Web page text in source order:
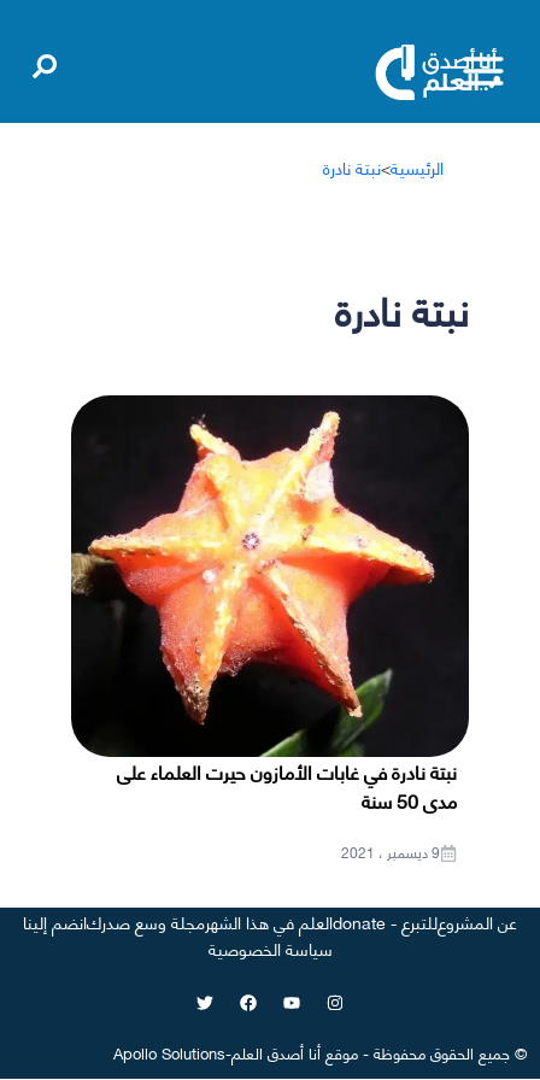
الرئيسية>نبتة نادرة
نبتة نادرة
نبتة نادرة في غابات الأمازون حيرت العلماء على
مدى 50 سنة
9 ديسمبر ، 2021
عن المشروعللتبرع - donate العلم في هذا الشهرمجلة وسع صدركانضم إلينا
سياسة الخصوصية
©جميع الحقوق محفوظة-موقعأنا أصدق العلم-
Apollo Solutions